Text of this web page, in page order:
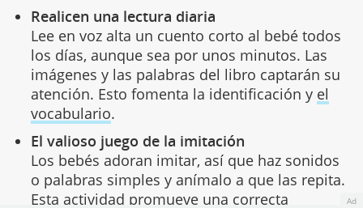
Realicen una lectura diaria
Lee en voz alta un cuento corto al bebé todos
los días, aunque sea por unos minutos. Las
imágenes y las palabras del libro captarán su
atención. Esto fomenta la identificación y el
vocabulario.
El valioso juego de la imitación
Los bebés adoran imitar, así que haz sonidos
o palabras simples y anímalo a que las repita.
Esta actividad promueve una correcta
Ad